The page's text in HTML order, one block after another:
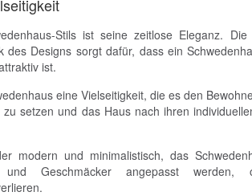
Stils ist seine zeitlose Eleganz. Die
des Designs sorgt dafür, dass ein
ist.
eine Vielseitigkeit, die es den
setzen und das Haus nach ihren
modern und minimalistisch, das
und Geschmäcker angepasst werden,